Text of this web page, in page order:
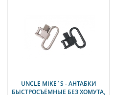
UNCLE MIKE`S - АНТАБКИ
БЫСТРОСЪЁМНЫЕ БЕЗ ХОМУТА,